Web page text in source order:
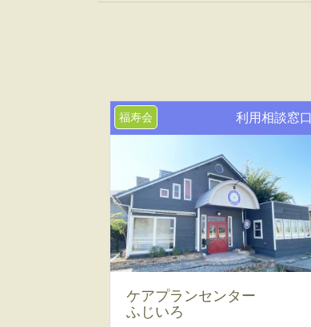
福寿会 利用相談窓口
ケアプランセンター
ふじいろ